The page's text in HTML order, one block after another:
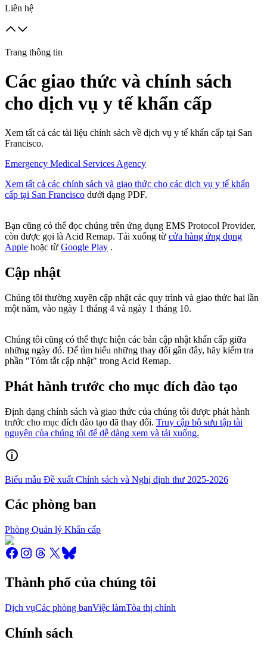
Liên hệ
Trang thông tin
Các giao thức và chính sách
cho dịch vụ y tế khẩn cấp
Xem tất cả các tài liệu chính sách về dịch vụ y tế khẩn cấp tại San
Francisco.
Emergency Medical Services Agency
Xem tất cả các chính sách và giao thức cho các dịch vụ y tế khẩn
cấp tại San Francisco dưới dạng PDF.
Bạn cũng có thể đọc chúng trên ứng dụng EMS Protocol Provider,
còn được gọi là Acid Remap. Tải xuống từ cửa hàng ứng dụng
Apple hoặc từ Google Play .
Cập nhật
Chúng tôi thường xuyên cập nhật các quy trình và giao thức hai lần
một năm, vào ngày 1 tháng 4 và ngày 1 tháng 10.
Chúng tôi cũng có thể thực hiện các bản cập nhật khẩn cấp giữa
những ngày đó. Để tìm hiểu những thay đổi gần đây, hãy kiểm tra
phần "Tóm tắt cập nhật" trong Acid Remap.
Phát hành trước cho mục đích đào tạo
Định dạng chính sách và giao thức của chúng tôi được phát hành
trước cho mục đích đào tạo đã thay đổi. Truy cập bộ sưu tập tài
nguyên của chúng tôi để dễ dàng xem và tải xuống.
Biểu mẫu Đề xuất Chính sách và Nghị định thư 2025-2026
Các phòng ban
Phòng Quản lý Khẩn cấp
Thành phố của chúng tôi
Dịch vụCác phòng banViệc làmTòa thị chính
Chính sách